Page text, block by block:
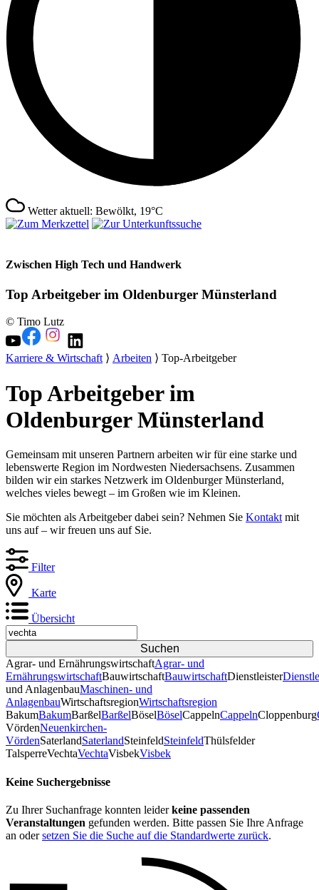
Wetter aktuell: Bewölkt, 19°C
Zwischen High Tech und Handwerk
Top Arbeitgeber im Oldenburger Münsterland
© Timo Lutz
Karriere & Wirtschaft⟩ Arbeiten ⟩ Top-Arbeitgeber
Top Arbeitgeber im
Oldenburger Münsterland
Gemeinsam mit unseren Partnern arbeiten wir für eine starke und
lebenswerte Region im Nordwesten Niedersachsens. Zusammen
bilden wir ein starkes Netzwerk im Oldenburger Münsterland,
welches vieles bewegt – im Großen wie im Kleinen.
Sie möchten als Arbeitgeber dabei sein? Nehmen Sie Kontakt mit
uns auf – wir freuen uns auf Sie.
Filter
Karte
Übersicht
Agrar- und ErnährungswirtschaftAgrar- und
ErnährungswirtschaftBauwirtschaftBauwirtschaftDienstleister
und AnlagenbauMaschinen- und
AnlagenbauWirtschaftsregionWirtschaftsregion
BakumBakumBarßelBarßelBöselBöselCappelnCappelnCloppenburg
VördenNeuenkirchen-
VördenSaterlandSaterlandSteinfeldSteinfeldThülsfelder
TalsperreVechtaVechtaVisbekVisbek
Keine Suchergebnisse
Zu Ihrer Suchanfrage konnten leiderkeine passenden
Veranstaltungen gefunden werden. Bitte passen Sie Ihre Anfrage
an odersetzen Sie die Suche auf die Standardwerte zurück.